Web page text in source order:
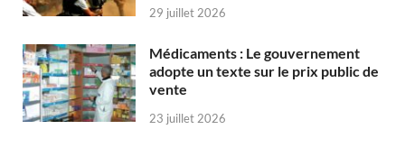
29 juillet 2026
Médicaments : Le gouvernement
adopte un texte sur le prix public de
vente
23 juillet 2026